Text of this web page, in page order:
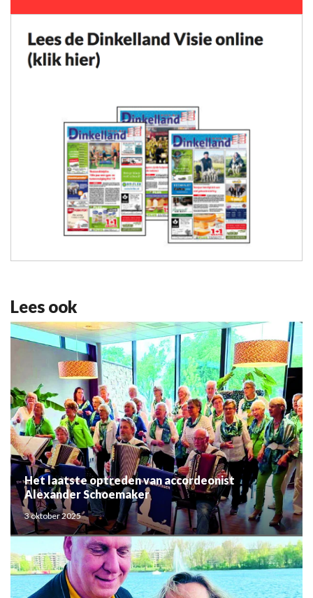
Lees ook
Het laatste optreden van accordeonist
Alexander Schoemaker
3 oktober 2025